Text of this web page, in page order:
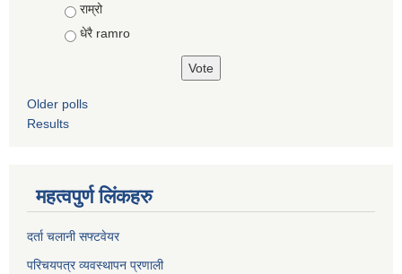
राम्रो
धेरै ramro
Older polls
Results
महत्वपुर्ण लिंकहरु
दर्ता चलानी सफ्टवेयर
परिचयपत्र व्यवस्थापन प्रणाली